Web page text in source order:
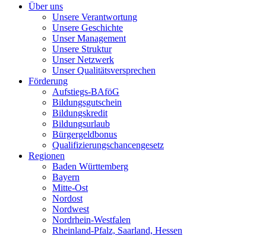
Über uns
Unsere Verantwortung
Unsere Geschichte
Unser Management
Unsere Struktur
Unser Netzwerk
Unser Qualitätsversprechen
Förderung
Aufstiegs-BAföG
Bildungsgutschein
Bildungskredit
Bildungsurlaub
Bürgergeldbonus
Qualifizierungschancengesetz
Regionen
Baden Württemberg
Bayern
Mitte-Ost
Nordost
Nordwest
Nordrhein-Westfalen
Rheinland-Pfalz, Saarland, Hessen